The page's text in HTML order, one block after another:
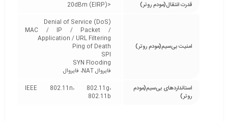
قدرت انتقال(مودم روتر)
<20dBm (EIRP)
امنیت بی‌سیم(مودم روتر)
Denial of Service (DoS)
MAC / IP / Packet /
Application / URL Filtering
Ping of Death
SPI
SYN Flooding
فایروال NAT، فایروال
استانداردهای بی‌سیم(مودم
روتر)
IEEE 802.11n، 802.11g،
802.11b